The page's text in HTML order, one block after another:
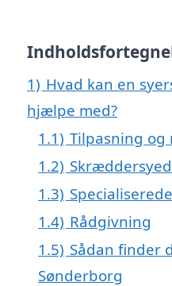
1) Hvad kan en
hjælpe med?
1.1) Tilpasning og
1.2)
1.3)
1.4) Rådgivning
1.5) Sådan finder
Sønderborg